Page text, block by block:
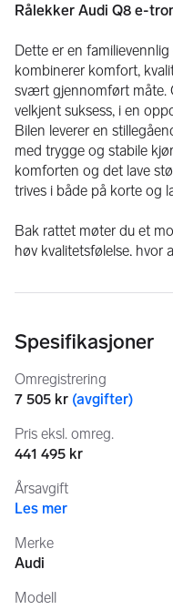
Rålekker Audi Q8 e-
Dette er en
kombinerer komfort,
svært gjennomført måte.
velkjent suksess, i en
Bilen leverer en
med trygge og stabile
komforten og det lave
trives i både på korte og
Bak rattet møter du et
høy kvalitetsfølelse, hvor
gode plassforhold er
Det medfølger sommer
Norsk bil- ikke import.
Noe av utstyret:
-Bang Olufsen Stereo
-Soft Close dører
-Røde bremsekalippere
-Parkeringsassistent
-Skinn/alcantara
-3 Eiket sportsratt
Spesifikasjoner
Omregistrering
7 505 kr (avgifter)
Pris eksl. omreg.
441 495 kr
Årsavgift
Les mer
Merke
Audi
Modell